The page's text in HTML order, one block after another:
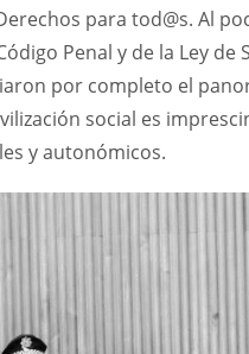
para tod@s. Al
Penal y de la Ley de
por completo el
social es
y autonómicos.